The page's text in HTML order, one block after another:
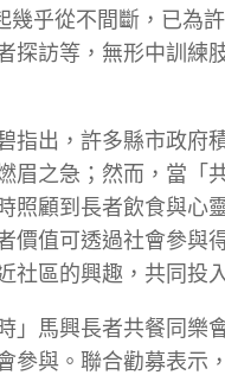
幾乎從不間斷，已為
探訪等，無形中訓練
指出，許多縣市政府
眉之急；然而，當「
照顧到長者飲食與心
價值可透過社會參與
社區的興趣，共同投
」馬興長者共餐同
參與。聯合勸募表示